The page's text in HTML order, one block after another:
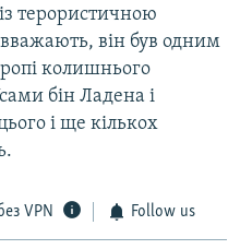
терористичною
він був одним
колишнього
бін Ладена і
і ще кількох
VPN Follow us